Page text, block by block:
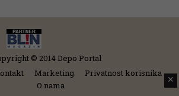
© 2014 Depo Portal
Marketing
Privatnost korisnika
O nama
✕